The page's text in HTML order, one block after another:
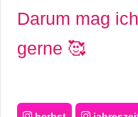
Darum mag
gerne 🥰